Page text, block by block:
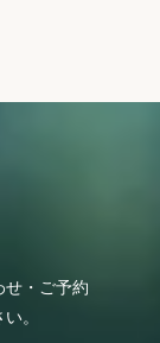
せ・ご予約
。